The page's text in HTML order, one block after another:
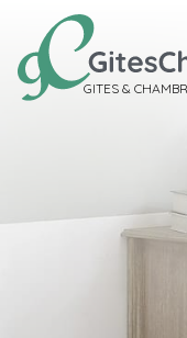
GITES &